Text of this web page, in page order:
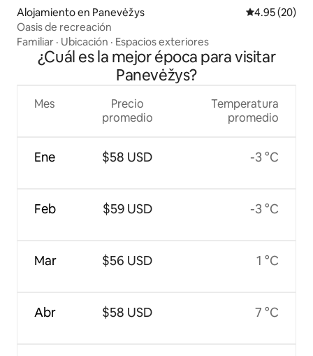
Alojamiento en Panevėžys Calificación
4.95 (20)
Oasis de recreación
Familiar · Ubicación · Espacios exteriores
¿Cuál es la mejor época para visitar
Panevėžys?
Mes
Ene
Feb
Mar
Abr
Precio
promedio
$58 USD
$59 USD
$56 USD
$58 USD
Temperatura
promedio
-3 °C
-3 °C
1 °C
7 °C